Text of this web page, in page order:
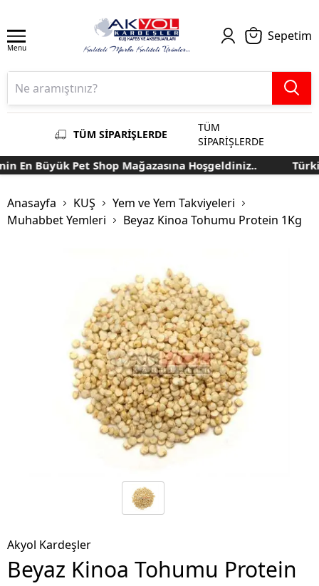
Menu
Sepetim
TÜM SİPARİŞLERDE
TÜM
SİPARİŞLERDE
Büyük Pet Shop Mağazasına Hoşgeldiniz..
Anasayfa KUŞ
Yem ve Yem Takviyeleri
Muhabbet Yemleri
Beyaz Kinoa Tohumu Protein 1Kg
Akyol Kardeşler
Beyaz Kinoa Tohumu Protein